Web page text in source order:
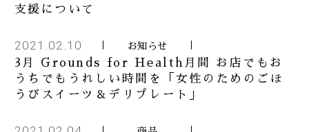
支援について
2021.02.10 お知らせ
3月 Grounds for Health月間 お店でもお
うちでもうれしい時間を「女性のためのごほ
うびスイーツ＆デリプレート」